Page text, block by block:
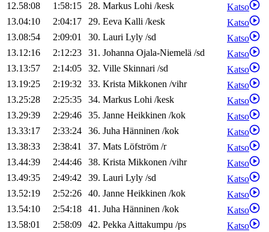
12.58:08
1:58:15 28. Markus Lohi /kesk
Katso
13.04:10
2:04:17 29. Eeva Kalli /kesk
Katso
13.08:54
2:09:01 30. Lauri Lyly /sd
Katso
13.12:16
2:12:23 31. Johanna Ojala-Niemelä /sd
Katso
13.13:57
2:14:05 32. Ville Skinnari /sd
Katso
13.19:25
2:19:32 33. Krista Mikkonen /vihr
Katso
13.25:28
2:25:35 34. Markus Lohi /kesk
Katso
13.29:39
2:29:46 35. Janne Heikkinen /kok
Katso
13.33:17
2:33:24 36. Juha Hänninen /kok
Katso
13.38:33
2:38:41 37. Mats Löfström /r
Katso
13.44:39
2:44:46 38. Krista Mikkonen /vihr
Katso
13.49:35
2:49:42 39. Lauri Lyly /sd
Katso
13.52:19
2:52:26 40. Janne Heikkinen /kok
Katso
13.54:10
2:54:18 41. Juha Hänninen /kok
Katso
13.58:01
2:58:09 42. PekkaAittakumpu /ps
Katso